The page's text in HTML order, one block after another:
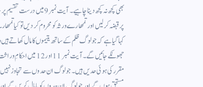
بھی کچھ نہ کچھ دینا چاہیے
کہا گیا ہے کہ جو لوگ ظلم کے ساتھ یتیموں کا مال
مقرر کی ہوئی حدیں ہیں ۔ جو لوگ ان حدوں سے تجاوز